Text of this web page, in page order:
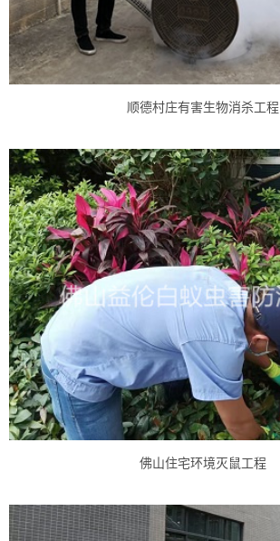
顺德村庄有害生物消杀工程
佛山住宅环境灭鼠工程